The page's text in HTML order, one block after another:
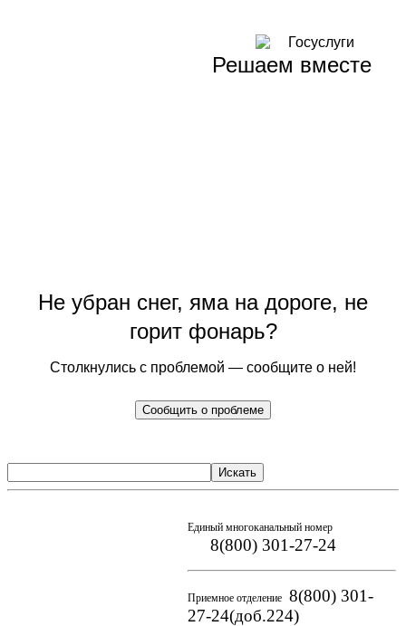
Решаем вместе
Не убран снег, яма на дороге, не
горит фонарь?
Столкнулись с проблемой — сообщите о ней!
Сообщить о проблеме
Искать
Единый многоканальный номер
8(800) 301-27-24
Приемное отделение 8(800) 301-
27-24(доб.224)